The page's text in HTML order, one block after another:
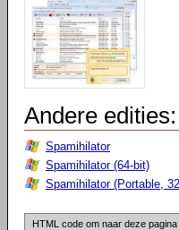
Andere edities:
Spamihilator
Spamihilator (64-bit)
Spamihilator (Portable,
HTML code om naar deze pagina